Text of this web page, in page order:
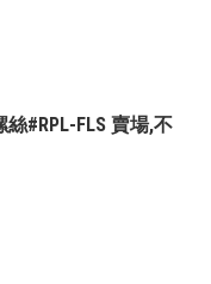
#RPL-FLS 賣場,不